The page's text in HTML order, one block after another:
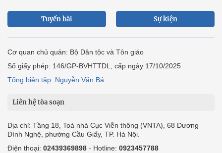
Tuyến bài Sự kiện
Cơ quan chủ quản: Bộ Dân tộc và Tôn giáo
Số giấy phép: 146/GP-BVHTTDL, cấp ngày 17/10/2025
Tổng biên tập: Nguyễn Văn Bá
Liên hệ tòa soạn
Địa chỉ: Tầng 18, Toà nhà Cục Viễn thông (VNTA), 68 Dương
Đình Nghệ, phường Cầu Giấy, TP. Hà Nội.
Điện thoại: 02439369898 - Hotline: 0923457788